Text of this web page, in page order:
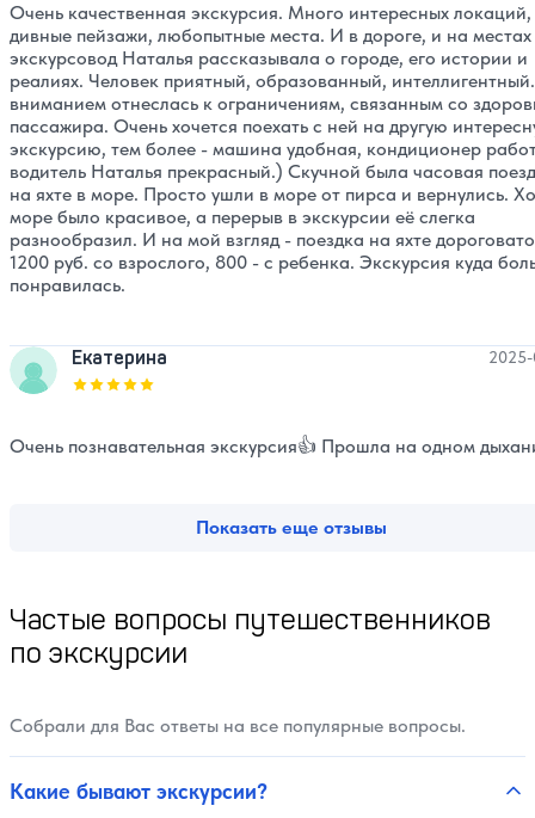
Очень качественная экскурсия. Много интересных локаций,
дивные пейзажи, любопытные места. И в дороге, и на местах
экскурсовод Наталья рассказывала о городе, его истории и
реалиях. Человек приятный, образованный,
вниманием отнеслась к ограничениям, связанным со
пассажира. Очень хочется поехать с ней на другую
экскурсию, тем более - машина удобная, кондиционер
водитель Наталья прекрасный.) Скучной была часовая
на яхте в море. Просто ушли в море от пирса и вернулись.
море было красивое, а перерыв в экскурсии её слегка
разнообразил. И на мой взгляд - поездка на яхте
1200 руб. со взрослого, 800 - с ребенка. Экскурсия куда
понравилась.
Екатерина
Оценка, количество звезд:
Очень познавательная экскурсия👍 Прошла на одном
Показать еще отзывы
Частые вопросы путешественников
по экскурсии
Собрали для Вас ответы на все популярные вопросы.
Какие бывают экскурсии?